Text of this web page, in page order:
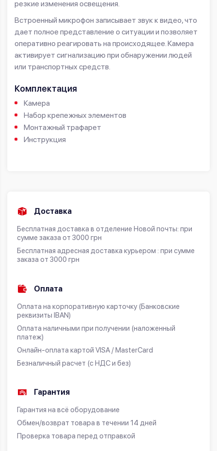
резкие изменения освещения.
Встроенный микрофон записывает звук к видео, что
дает полное представление о ситуации и позволяет
оперативно реагировать на происходящее. Камера
активирует сигнализацию при обнаружении людей
или транспортных средств.
Комплектация
Камера
Набор крепежных элементов
Монтажный трафарет
Инструкция
Доставка
Бесплатная доставка в отделение Новой почты: при
сумме заказа от 3000 грн
Бесплатная адресная доставка курьером : при сумме
заказа от 3000 грн
Оплата
Оплата на корпоративную карточку (Банковские
реквизиты IBAN)
Оплата наличными при получении (наложенный
платеж)
Онлайн-оплата картой VISA / MasterCard
Безналичный расчет (с НДС и без)
Гарантия
Гарантия на всё оборудование
Обмен/возврат товара в течении 14 дней
Проверка товара перед отправкой